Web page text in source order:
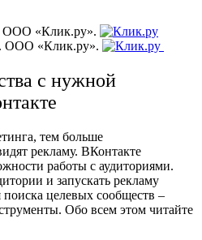
ООО «Клик.ру».
ООО «Клик.ру».
с нужной
тем больше
рекламу. ВКонтакте
работы с аудиториями.
и запускать рекламу
целевых сообществ –
Обо всем этом читайте